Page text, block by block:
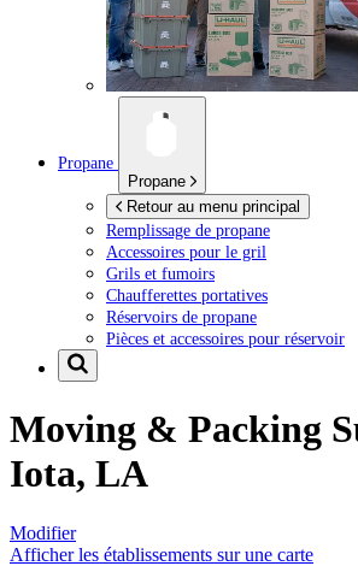
Propane
Propane
Retour au menu principal
Remplissage de propane
Accessoires pour le gril
Grils et fumoirs
Chaufferettes portatives
Réservoirs de propane
Pièces et accessoires pour réservoir
Moving & Packing
Iota, LA
Modifier
Afficher les établissements sur une carte